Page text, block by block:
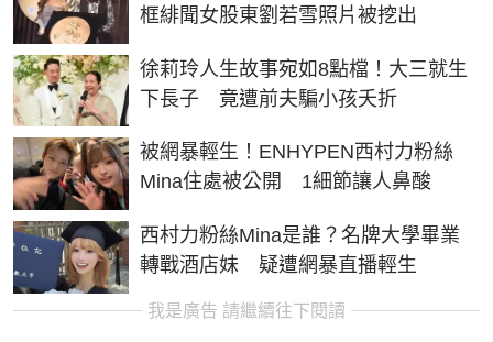
框緋聞女股東劉若雪照片被挖出
徐莉玲人生故事宛如8點檔！大三就生
下長子 竟遭前夫騙小孩夭折
被網暴輕生！ENHYPEN西村力粉絲
Mina住處被公開 1細節讓人鼻酸
西村力粉絲Mina是誰？名牌大學畢業
轉戰酒店妹 疑遭網暴直播輕生
我是廣告 請繼續往下閱讀